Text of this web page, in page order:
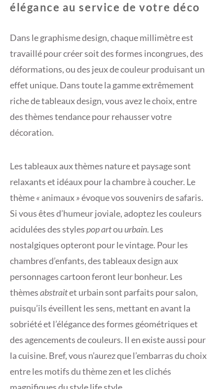
élégance au service de votre déco
Dans le graphisme design, chaque millimètre est
travaillé pour créer soit des formes incongrues, des
déformations, ou des jeux de couleur produisant un
effet unique. Dans toute la gamme extrêmement
riche de tableaux design, vous avez le choix, entre
des thèmes tendance pour rehausser votre
décoration.
Les tableaux aux thèmes nature et paysage sont
relaxants et idéaux pour la chambre à coucher. Le
thème« animaux»évoque vos souvenirs de safaris.
Si vous êtes d’humeur joviale, adoptez les couleurs
acidulées des stylespop artou urbain. Les
nostalgiques opteront pour le vintage. Pour les
chambres d’enfants, des tableaux design aux
personnages cartoon feront leur bonheur. Les
thèmesabstraitet urbain sont parfaits pour salon,
puisqu’ils éveillent les sens, mettant en avant la
sobriété et l’élégance des formes géométriques et
des agencements de couleurs. Il en existe aussi pour
la cuisine. Bref, vous n’aurez que l’embarras du choix
entre les motifs du thème zen et les clichés